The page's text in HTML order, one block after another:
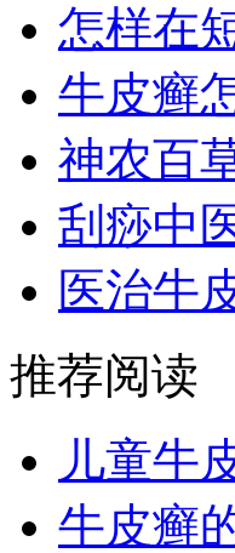
怎样在
牛皮癣
神农百
刮痧中
医治牛
推荐阅读
儿童牛
牛皮癣